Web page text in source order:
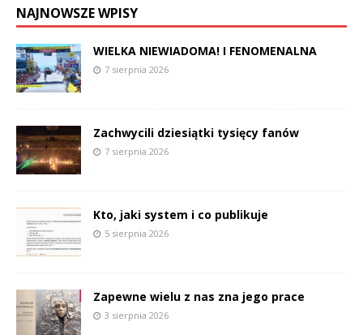
NAJNOWSZE WPISY
WIELKA NIEWIADOMA! I FENOMENALNA
7 sierpnia 2026
Zachwycili dziesiątki tysięcy fanów
7 sierpnia 2026
Kto, jaki system i co publikuje
5 sierpnia 2026
Zapewne wielu z nas zna jego prace
3 sierpnia 2026